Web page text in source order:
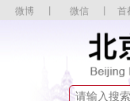
微博 微信 首